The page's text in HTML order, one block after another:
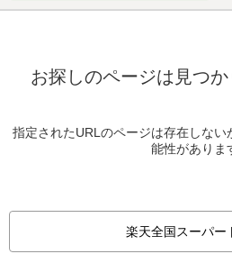
お探しのページは見つか
指定されたURLのページは存在しな
能性がありま
楽天全国スーパー